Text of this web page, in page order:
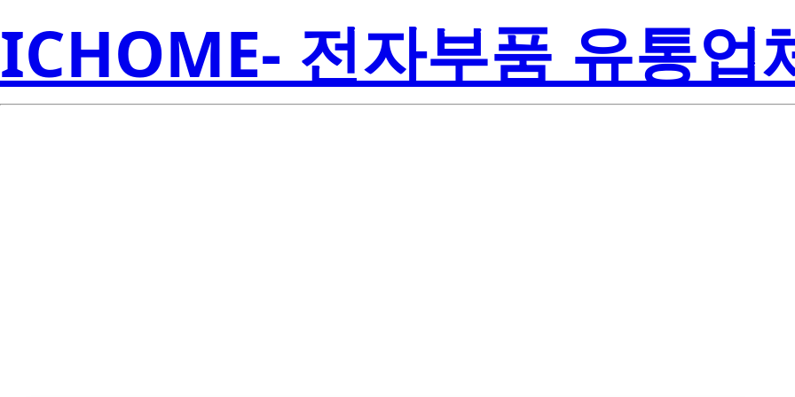
ICHOME- 전자부품 유통업